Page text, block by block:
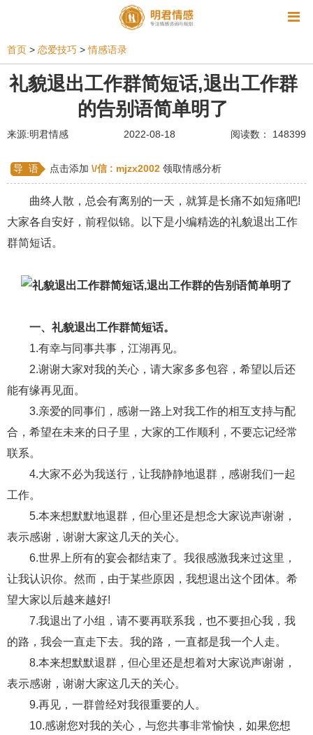
相亲 同性恋 恋爱技巧 挽回爱情
爱情相关 星座情感
姻缘测试 美容 怀孕 交友
感情挽回 双鱼座男生 情感测试
水瓶座男生 摩羯座男生 射手座男生
天蝎座男生 天秤座男生 处女座男生
爱情诗句
爱情小说 巨蟹座男生 爱情电影 双子座男生
变心 感人 伤感 婚姻问题 脾气
失恋挽救
十二生肖 分手复合 梦见 抽签算命
异地恋
挽留前任 避孕 挽回男友 孕妇食谱
挽回老公 产检 家庭暴力 孕中期
经营婚姻 婚姻修复 孕早期
产妇食谱 同性恋
交流沟通 约会 情感语录 情商 两性健康
其他
首页 > 恋爱技巧 > 情感语录
礼貌退出工作群简短话,退出工作群
的告别语简单明了
来源:明君情感 2022-08-18 阅读数： 148399
导 语 点击添加 \/信 : mjzx2002 领取情感分析
曲终人散，总会有离别的一天，就算是长痛不如短痛吧!
大家各自安好，前程似锦。以下是小编精选的礼貌退出工作
群简短话。
一、礼貌退出工作群简短话。
1.有幸与同事共事，江湖再见。
2.谢谢大家对我的关心，请大家多多包容，希望以后还
能有缘再见面。
3.亲爱的同事们，感谢一路上对我工作的相互支持与配
合，希望在未来的日子里，大家的工作顺利，不要忘记经常
联系。
4.大家不必为我送行，让我静静地退群，感谢我们一起
工作。
5.本来想默默地退群，但心里还是想念大家说声谢谢，
表示感谢，谢谢大家这几天的关心。
6.世界上所有的宴会都结束了。我很感激我来过这里，
让我认识你。然而，由于某些原因，我想退出这个团体。希
望大家以后越来越好!
7.我退出了小组，请不要再联系我，也不要担心我，我
的路，我会一直走下去。我的路，一直都是我一个人走。
8.本来想默默退群，但心里还是想着对大家说声谢谢，
表示感谢，谢谢大家这几天的关心。
9.再见，一群曾经对我很重要的人。
10.感谢您对我的关心，与您共事非常愉快，如果您想